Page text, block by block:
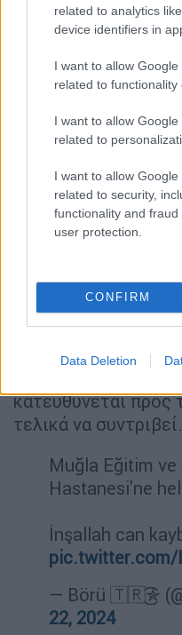
related to analytics
device identifiers in
I want to allow
related to functionality
I want to allow
related to
I want to allow
related to security,
functionality and
user protection.
CONFIRM
Data Deletion
Συντριβή ελικοπτέρου
#SONDAKİKA-
Araştırma
helikopter,
düştü. Ekiplerin
— Habertürk TV
December 22,
Στην περιοχή
βίντεο που ήρθε
καταγράφεται η
προσπαθεί να
κατευθύνεται προς
τελικά να συντριβεί.
Muğla Eğitim ve
Hastanesi'ne
İnşallah can
pic.twitter.com/
— Börü 🇹🇷͜͜͡͡✯
22, 2024